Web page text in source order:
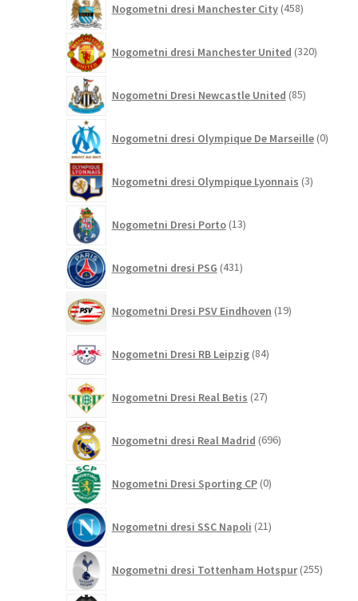
Nogometni dresi Manchester City 458izdelkov
Nogometni dresi Manchester United 320izdelkov
Nogometni Dresi Newcastle United 85izdelkov
Nogometni dresi Olympique De Marseille 0
Nogometni dresi Olympique Lyonnais 3izdelki
Nogometni Dresi Porto 13izdelkov
Nogometni dresi PSG 431izdelkov
Nogometni Dresi PSV Eindhoven 19izdelkov
Nogometni Dresi RB Leipzig 84izdelkov
Nogometni Dresi Real Betis 27izdelkov
Nogometni dresi Real Madrid 696izdelkov
Nogometni Dresi Sporting CP 0izdelkov
Nogometni dresi SSC Napoli 21izdelkov
Nogometni dresi Tottenham Hotspur 255